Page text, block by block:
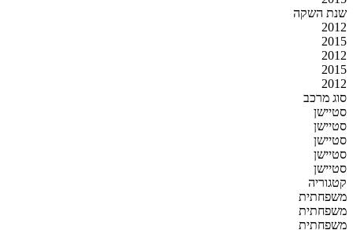
שנת השקה
2012
2015
2012
2015
2012
סוג מרכב
סטיישן
סטיישן
סטיישן
סטיישן
סטיישן
קטגוריה
משפחתית
משפחתית
משפחתית